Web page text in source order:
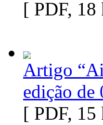
[ PDF, 18
Artigo
edição de
[ PDF, 15